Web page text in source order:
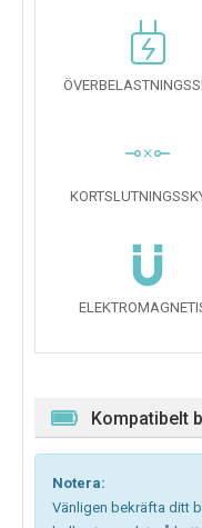
Kompatibelt
Notera:
Vänligen bekräfta ditt